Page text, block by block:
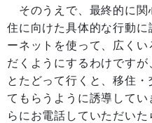
そのうえで、最終的に関
住に向けた具体的な行動
ーネットを使って、広く
だくようにするわけです
とたどって行くと、移住
てもらうように誘導して
らにお電話していただい